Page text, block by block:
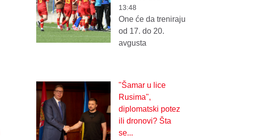
13:48
One će da treniraju
od 17. do 20.
avgusta
"Šamar u lice
Rusima",
diplomatski potez
ili dronovi? Šta
se...